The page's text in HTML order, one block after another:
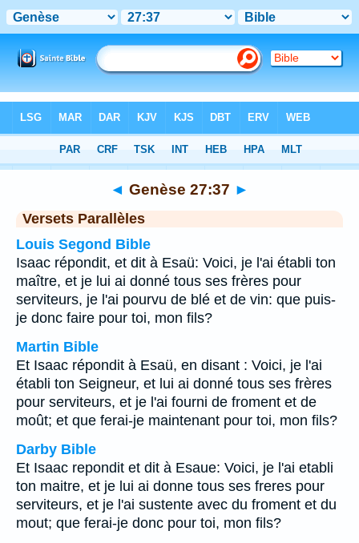
Chapitre 27 > Verset 37
◄ Genèse 27:37 ►
Versets Parallèles
Louis Segond Bible
Isaac répondit, et dit à Esaü: Voici, je l'ai établi ton
maître, et je lui ai donné tous ses frères pour
serviteurs, je l'ai pourvu de blé et de vin: que puis-
je donc faire pour toi, mon fils?
Martin Bible
Et Isaac répondit à Esaü, en disant : Voici, je l'ai
établi ton Seigneur, et lui ai donné tous ses frères
pour serviteurs, et je l'ai fourni de froment et de
moût; et que ferai-je maintenant pour toi, mon fils?
Darby Bible
Et Isaac repondit et dit à Esaue: Voici, je l'ai etabli
ton maitre, et je lui ai donne tous ses freres pour
serviteurs, et je l'ai sustente avec du froment et du
mout; que ferai-je donc pour toi, mon fils?